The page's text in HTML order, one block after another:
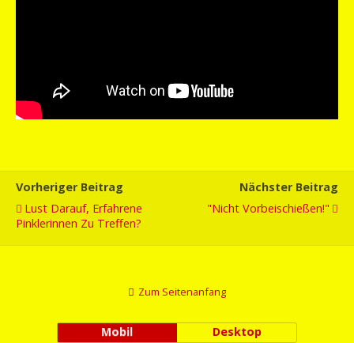
Vorheriger Beitrag
Lust Darauf, Erfahrene
Pinklerinnen Zu Treffen?
Nächster Beitrag
"Nicht Vorbeischießen!"
Zum Seitenanfang
Mobil Desktop